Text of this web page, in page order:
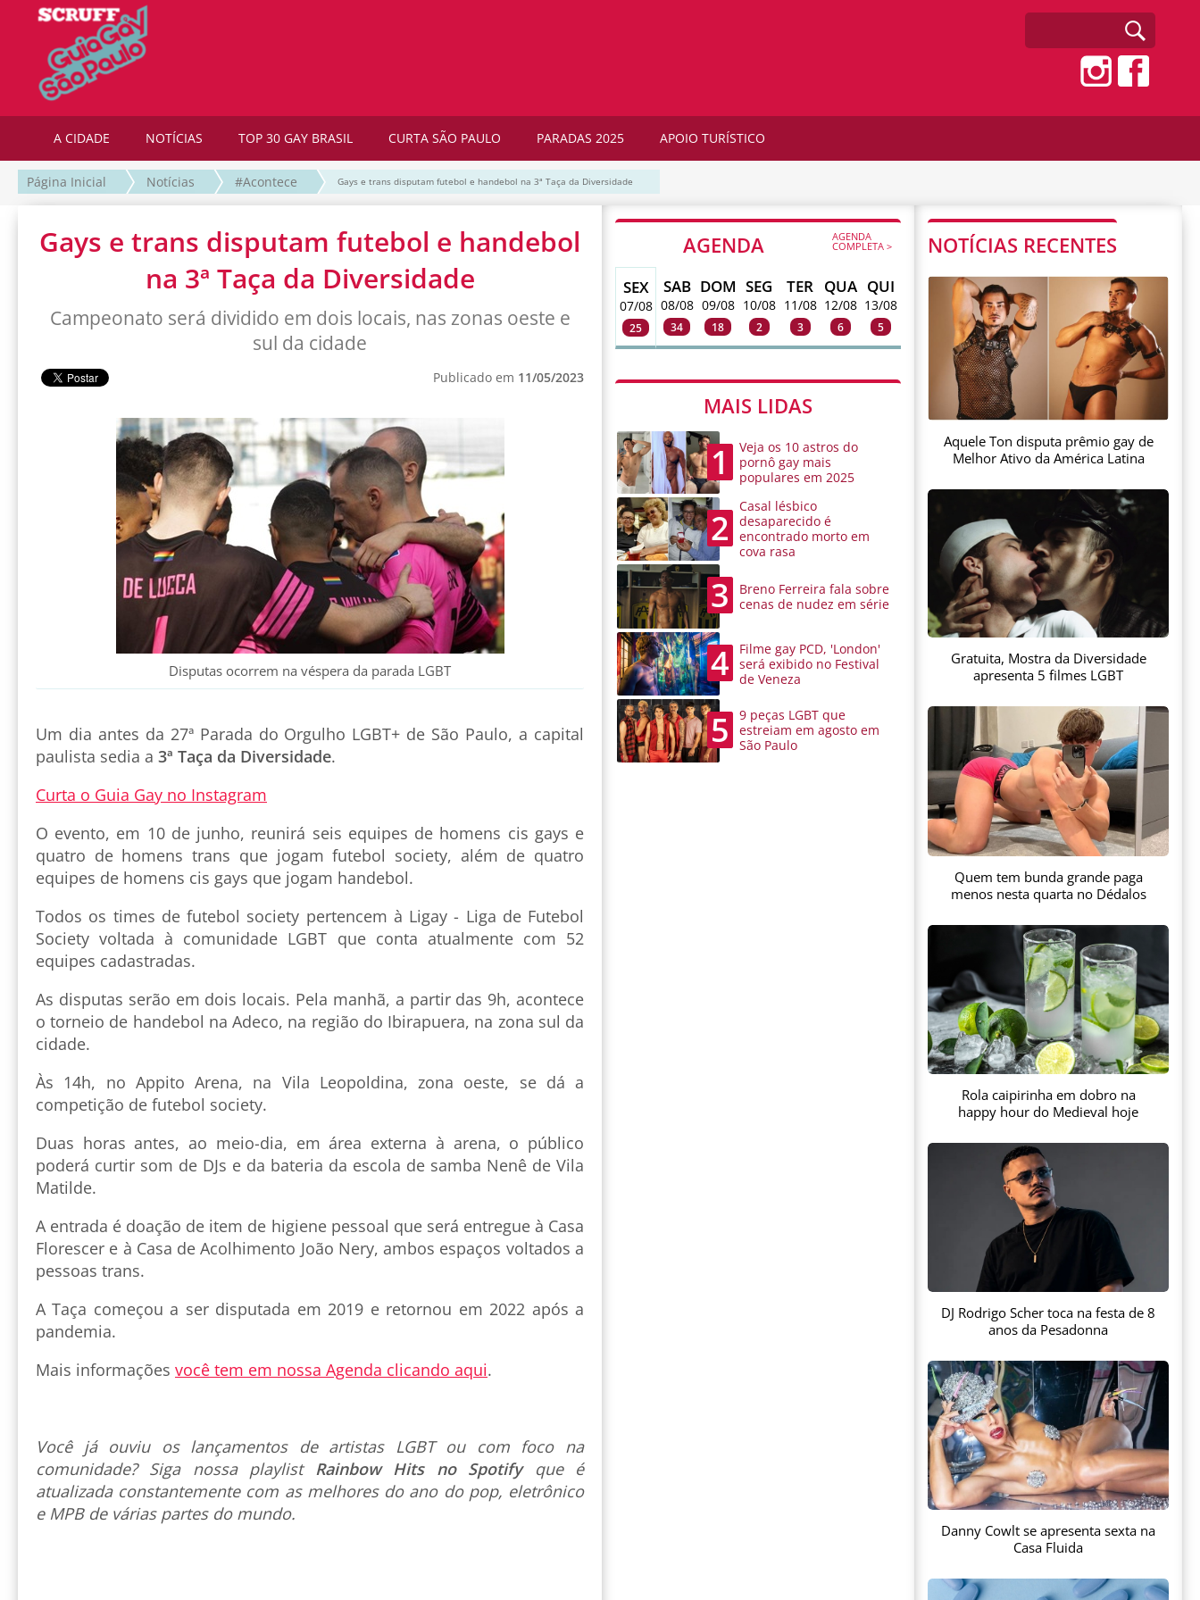
A CIDADE NOTÍCIAS TOP 30 GAY BRASIL CURTA SÃO PAULO PARADAS 2025 APOIO TURÍSTICO
Página Inicial Notícias #Acontece Gays e trans disputam futebol e handebol na 3ª Taça da Diversidade
Gays e trans disputam futebol e handebol
na 3ª Taça da Diversidade
Campeonato será dividido em dois locais, nas zonas oeste e
sul da cidade
Publicado em 11/05/2023
Disputas ocorrem na véspera da parada LGBT
Um dia antes da 27ª Parada do Orgulho LGBT+ de São Paulo, a capital
paulista sedia a 3ª Taça da Diversidade.
Curta o Guia Gay no Instagram
O evento, em 10 de junho, reunirá seis equipes de homens cis gays e
quatro de homens trans que jogam futebol society, além de quatro
equipes de homens cis gays que jogam handebol.
Todos os times de futebol society pertencem à Ligay - Liga de Futebol
Society voltada à comunidade LGBT que conta atualmente com 52
equipes cadastradas.
As disputas serão em dois locais. Pela manhã, a partir das 9h, acontece
o torneio de handebol na Adeco, na região do Ibirapuera, na zona sul da
cidade.
Às 14h, no Appito Arena, na Vila Leopoldina, zona oeste, se dá a
competição de futebol society.
Duas horas antes, ao meio-dia, em área externa à arena, o público
poderá curtir som de DJs e da bateria da escola de samba Nenê de Vila
Matilde.
A entrada é doação de item de higiene pessoal que será entregue à Casa
Florescer e à Casa de Acolhimento João Nery, ambos espaços voltados a
pessoas trans.
A Taça começou a ser disputada em 2019 e retornou em 2022 após a
pandemia.
Mais informações você tem em nossa Agenda clicando aqui.
Você já ouviu os lançamentos de artistas LGBT ou com foco na
comunidade? Siga nossa playlist Rainbow Hits no Spotify que é
atualizada constantemente com as melhores do ano do pop, eletrônico
e MPB de várias partes do mundo.
AGENDA AGENDA
COMPLETA >
SEX
07/08
25
SAB
08/08
34
DOM
09/08
18
SEG
10/08
2
TER
11/08
3
QUA
12/08
6
QUI
13/08
5
MAIS LIDAS
1
Veja os 10 astros do
pornô gay mais
populares em 2025
2
Casal lésbico
desaparecido é
encontrado morto em
cova rasa
3
Breno Ferreira fala sobre
cenas de nudez em série
4
Filme gay PCD, 'London'
será exibido no Festival
de Veneza
5
9 peças LGBT que
estreiam em agosto em
São Paulo
NOTÍCIAS RECENTES
Aquele Ton disputa prêmio gay de
Melhor Ativo da América Latina
Gratuita, Mostra da Diversidade
apresenta 5 filmes LGBT
Quem tem bunda grande paga
menos nesta quarta no Dédalos
Rola caipirinha em dobro na
happy hour do Medieval hoje
DJ Rodrigo Scher toca na festa de 8
anos da Pesadonna
Danny Cowlt se apresenta sexta na
Casa Fluida